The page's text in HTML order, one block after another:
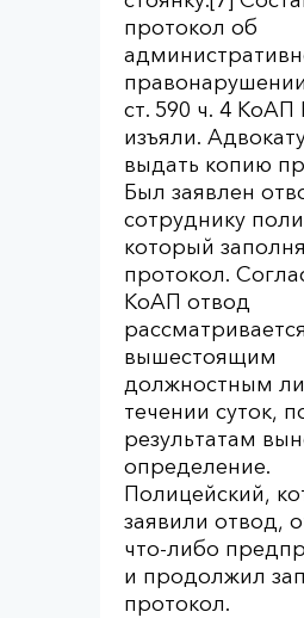
протокол об
ст. 590 ч. 4 КоАП
изъяли.
выдать копию
Был заявлен
сотруднику
который
протокол.
КоАП отвод
рассматривается
вышестоящим
должностным
течении суток,
результатам
определение.
Полицейский,
заявили отвод,
что-либо
и продолжил
протокол.